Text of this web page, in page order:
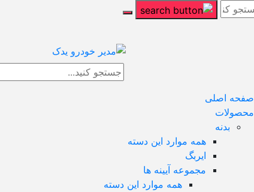
صفحه اصلی
محصولات
بدنه
همه موارد این دسته
ایربگ
مجموعه آیینه ها
همه موارد این دسته